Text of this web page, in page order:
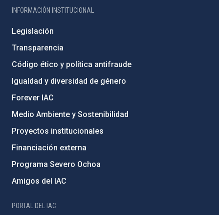
INFORMACIÓN INSTITUCIONAL
Legislación
Transparencia
Código ético y política antifraude
Igualdad y diversidad de género
Forever IAC
Medio Ambiente y Sostenibilidad
Proyectos institucionales
Financiación externa
Programa Severo Ochoa
Amigos del IAC
PORTAL DEL IAC